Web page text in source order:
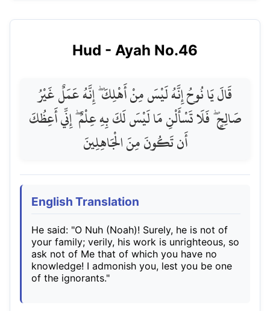
Hud - Ayah No.46
قَالَ يَا نُوحُ إِنَّهُ لَيْسَ مِنْ أَهْلِكَ ۖ إِنَّهُ عَمَلٌ غَيْرُ
صَالِحٍ ۖ فَلَا تَسْأَلْنِ مَا لَيْسَ لَكَ بِهِ عِلْمٌ ۖ إِنِّي أَعِظُكَ
أَن تَكُونَ مِنَ الْجَاهِلِينَ
English Translation
He said: "O Nuh (Noah)! Surely, he is not of
your family; verily, his work is unrighteous, so
ask not of Me that of which you have no
knowledge! I admonish you, lest you be one
of the ignorants."